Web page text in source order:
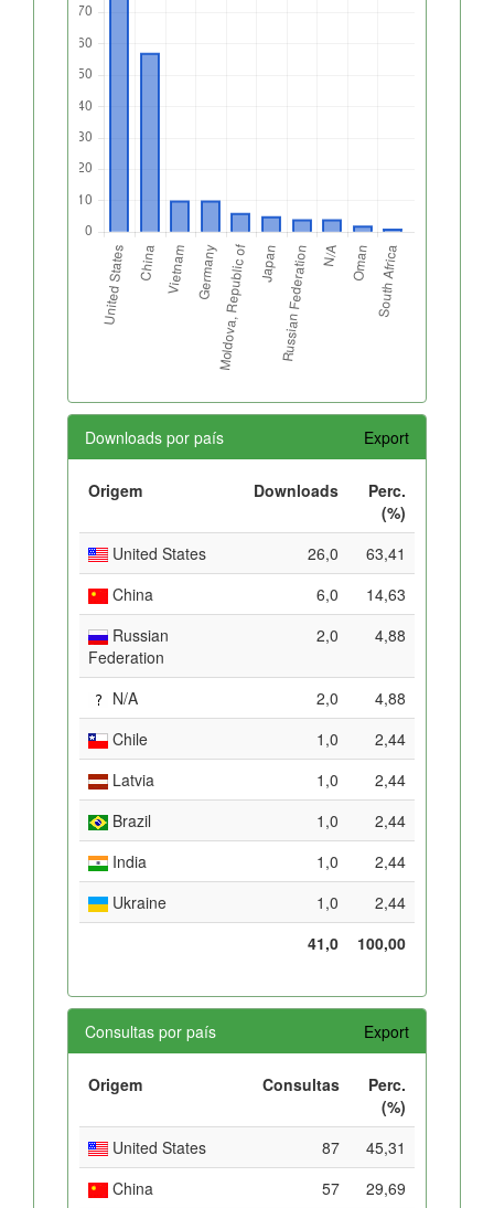
Downloads por país Export
Origem Downloads
Perc.
(%)
United States
26,0
63,41
China
6,0
14,63
Russian
Federation
2,0 4,88
N/A 2,0
4,88
Chile
1,0
2,44
Latvia
1,0
2,44
Brazil
1,0
2,44
India
1,0
2,44
Ukraine
1,0
2,44
41,0
100,00
Consultas por país Export
Origem Consultas
Perc.
(%)
United States
87
45,31
China
57
29,69